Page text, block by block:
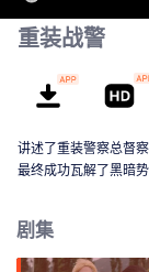
重装战警
讲述了重装警察总督
最终成功瓦解了黑暗
志威与港岛社团继承
毒案之中。随着三人
剧集